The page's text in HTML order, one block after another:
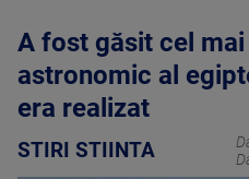
A fost găsit cel
astronomic al
era realizat
STIRI STIINTA